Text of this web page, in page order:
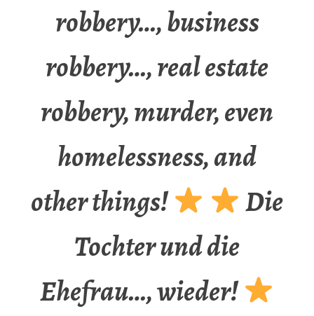
robbery…, business
robbery…, real estate
robbery, murder, even
homelessness, and
other things!
Die
Tochter und die
Ehefrau…, wieder!